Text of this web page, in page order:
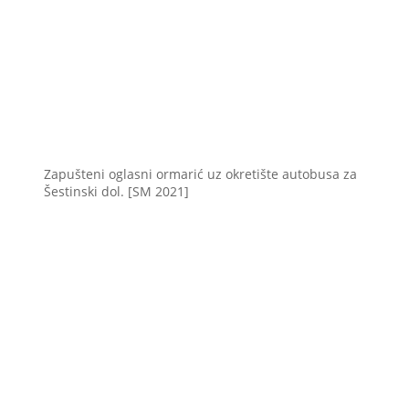
Zapušteni oglasni ormarić uz okretište autobusa za
Šestinski dol. [SM 2021]